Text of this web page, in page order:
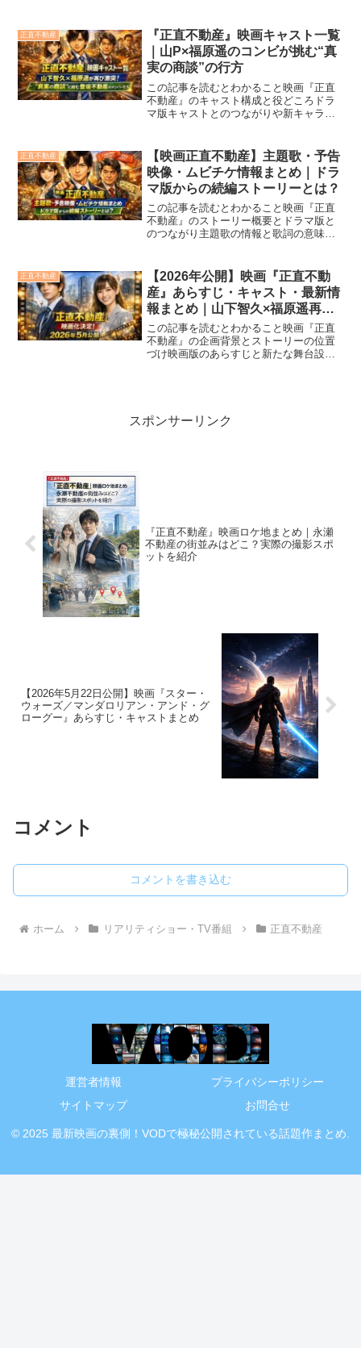
公開！主演の山下智久さん×福原遥さんが
再びタッグを組...
正直不動産
『正直不動産』映画キャスト一覧
｜山P×福原遥のコンビが挑む“真
実の商談”の行方
この記事を読むとわかること映画『正直
不動産』のキャスト構成と役どころドラ
マ版キャストとのつながりや新キャラの
係性映画での新たなテーマと登坂不動産
の動き2026年公開の映...
正直不動産
【映画正直不動産】主題歌・予告
映像・ムビチケ情報まとめ｜ドラ
マ版からの続編ストーリーとは？
この記事を読むとわかること映画『正直
不動産』のストーリー概要とドラマ版と
のつながり主題歌の情報と歌詞の意味予
映画で描かれる“ドラマのその後”の展開と
人間関係の変化大人気...
正直不動産
【2026年公開】映画『正直不動
産』あらすじ・キャスト・最新情
報まとめ｜山下智久×福原遥再共
演！
この記事を読むとわかること映画『正直
不動産』の企画背景とストーリーの位置
づけ映画版のあらすじと新たな舞台設定
スポンサーリンク
『正直不動産』映画ロケ地まとめ｜永瀬
不動産の街並みはどこ？実際の撮影スポ
ットを紹介
【2026年5月22日公開】映画『スター・
ウォーズ／マンダロリアン・アンド・グ
ローグー』あらすじ・キャストまとめ
コメント
コメントを書き込む
ホーム リアリティショー・TV番組 正直不動産
運営者情報
プライバシーポリシー
サイトマップ
お問合せ
© 2025 最新映画の裏側！VODで極秘公開されている話題作まとめ.